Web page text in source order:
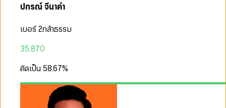
ปกรณ์ จีนาคำ
เบอร์ 2กล้าธรรม
35,870
คิดเป็น 58.67%